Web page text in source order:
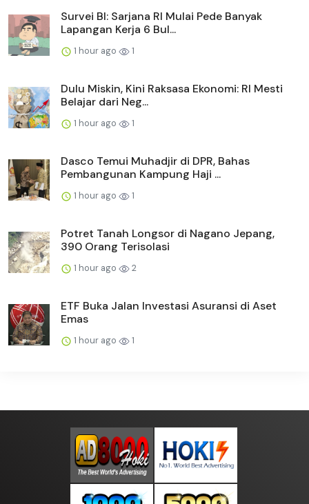
Survei BI: Sarjana RI Mulai Pede Banyak
Lapangan Kerja 6 Bul...
1 hour ago 1
Dulu Miskin, Kini Raksasa Ekonomi: RI Mesti
Belajar dari Neg...
1 hour ago 1
Dasco Temui Muhadjir di DPR, Bahas
Pembangunan Kampung Haji ...
1 hour ago 1
Potret Tanah Longsor di Nagano Jepang,
390 Orang Terisolasi
1 hour ago 2
ETF Buka Jalan Investasi Asuransi di Aset
Emas
1 hour ago 1